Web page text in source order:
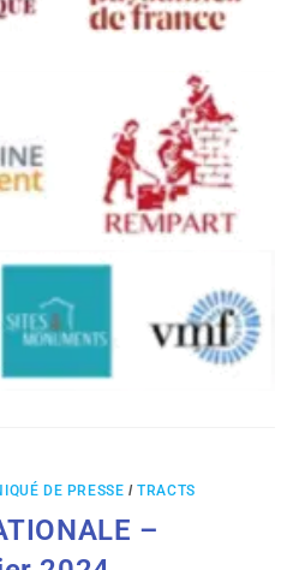
DE PRESSE /TRACTS
–